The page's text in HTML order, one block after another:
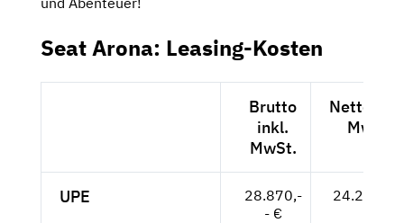
Seat Arona: Leasing-Kosten
Brutto
inkl.
MwSt.
Netto
MwSt.
UPE
28.870,-
- €
24.261,--